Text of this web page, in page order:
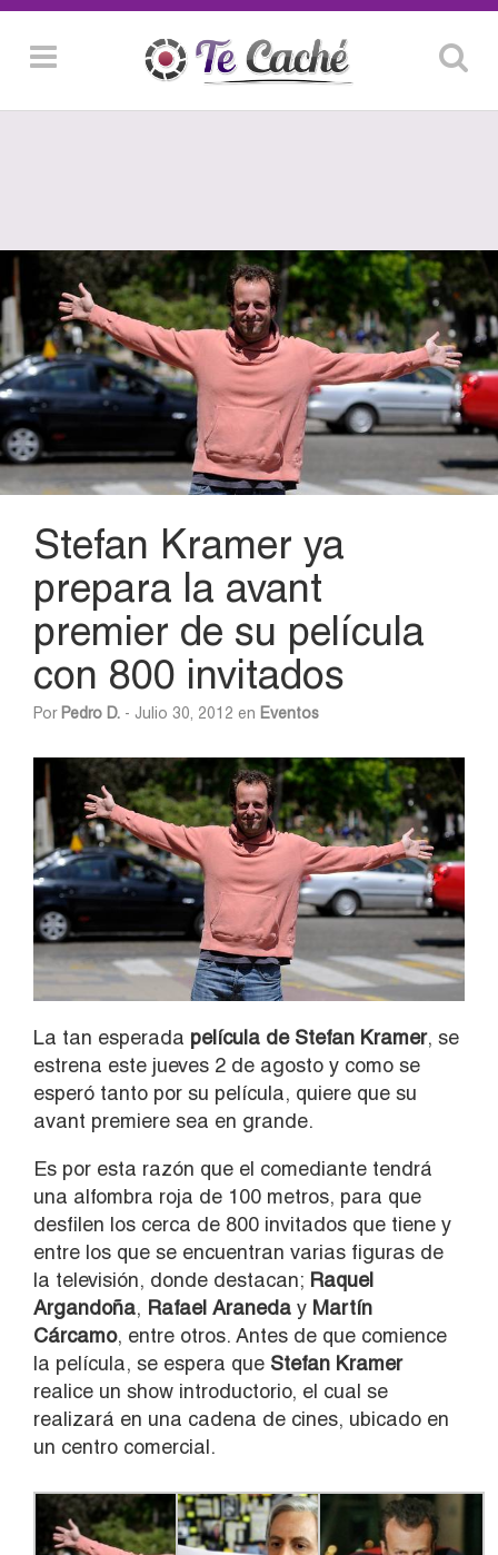
Stefan Kramer ya
prepara la avant
premier de su película
con 800 invitados
Por Pedro D. - Julio 30, 2012 en Eventos
La tan esperada película de Stefan Kramer, se
estrena este jueves 2 de agosto y como se
esperó tanto por su película, quiere que su
avant premiere sea en grande.
Es por esta razón que el comediante tendrá
una alfombra roja de 100 metros, para que
desfilen los cerca de 800 invitados que tiene y
entre los que se encuentran varias figuras de
la televisión, donde destacan; Raquel
Argandoña, Rafael Araneda y Martín
Cárcamo, entre otros. Antes de que comience
la película, se espera que Stefan Kramer
realice un show introductorio, el cual se
realizará en una cadena de cines, ubicado en
un centro comercial.